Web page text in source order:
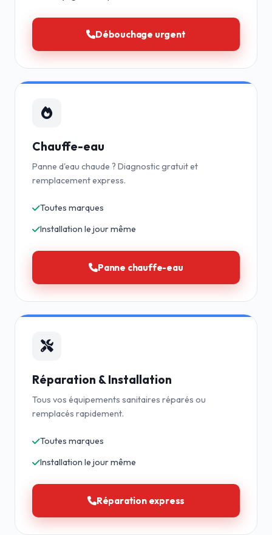
Débouchage urgent
Chauffe-eau
Panne d'eau chaude ? Diagnostic gratuit et
remplacement express.
Toutes marques
Installation le jour même
Panne chauffe-eau
Réparation & Installation
Tous vos équipements sanitaires réparés ou
remplacés rapidement.
Toutes marques
Installation le jour même
Réparation express